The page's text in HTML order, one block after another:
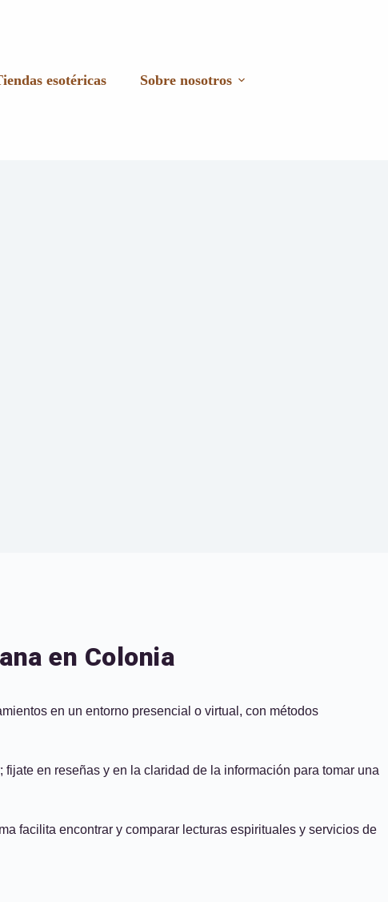
esotéricas Sobre nosotros
en Colonia
en un entorno presencial o virtual, con métodos
en reseñas y en la claridad de la información para tomar una
facilita encontrar y comparar lecturas espirituales y servicios de